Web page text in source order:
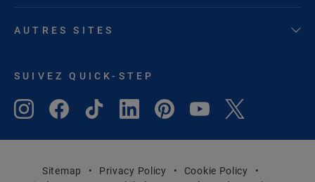
AUTRES SITES
SUIVEZ QUICK-STEP
Sitemap Privacy Policy
Cookie Policy